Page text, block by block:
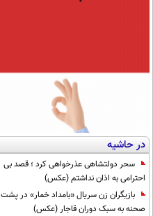
در حاشیه
سحر دولتشاهی عذرخواهی کرد ؛ قصد بی
احترامی به اذان نداشتم (عکس)
بازیگران زن سریال «بامداد خمار» در پشت
صحنه به سبک دوران قاجار (عکس)